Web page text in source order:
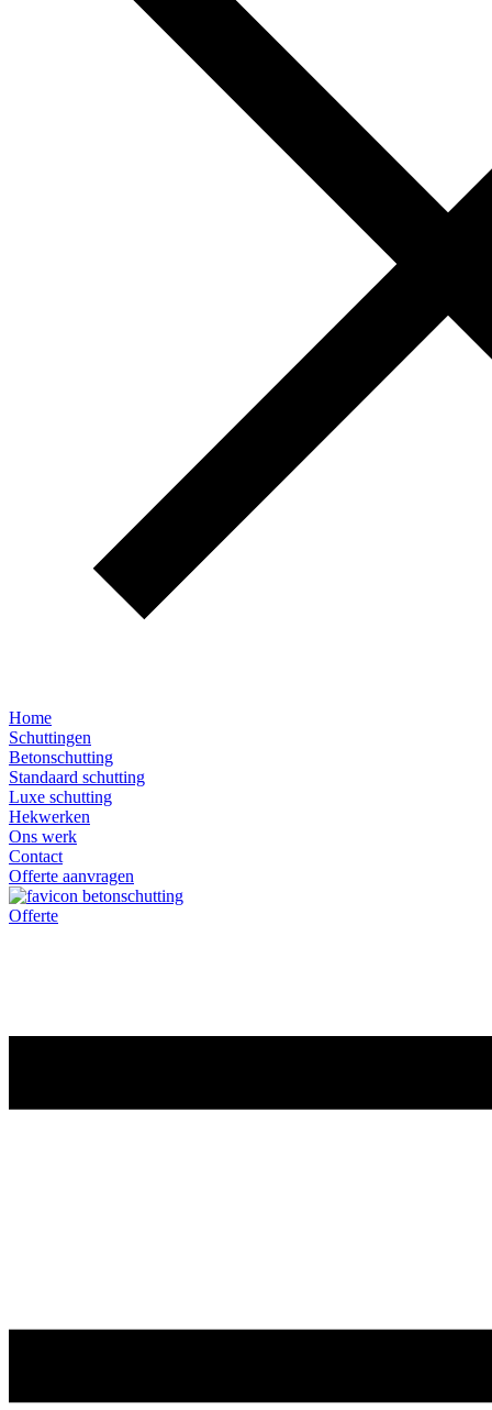
Home
Schuttingen
Betonschutting
Standaard schutting
Luxe schutting
Hekwerken
Ons werk
Contact
Offerte aanvragen
Offerte